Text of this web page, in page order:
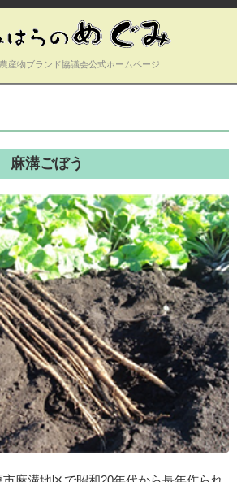
産物ブランド協議会公式ホームページ
溝ごぼう